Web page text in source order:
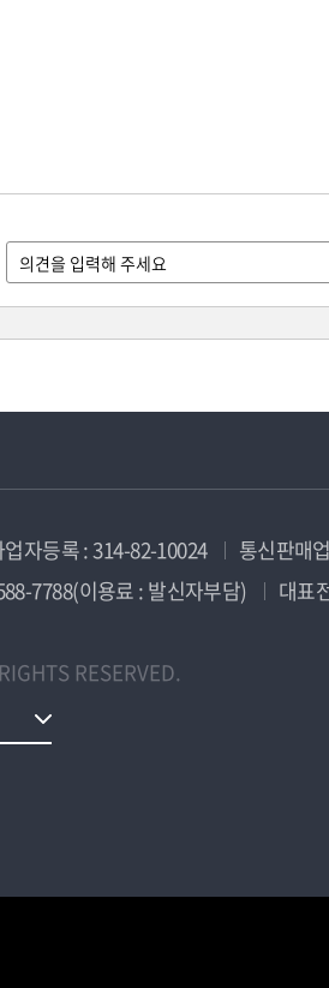
업자등록 : 314-82-10024
통신판매
7788(이용료 : 발신자부담)
대표
RESERVED.